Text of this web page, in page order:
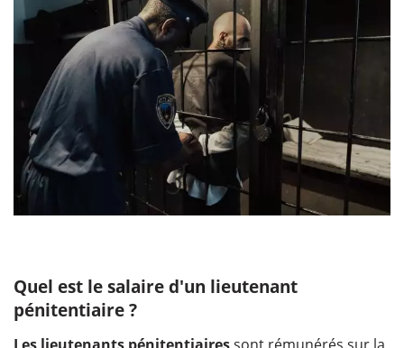
Quel est le salaire d'un lieutenant
pénitentiaire ?